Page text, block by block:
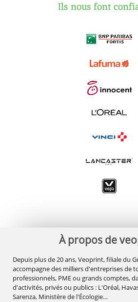
Ils nous font
À propos de
Depuis plus de 20 ans, Veoprint, filiale du
accompagne des milliers d'entreprises de
professionnels, PME ou grands comptes,
d'activités, privés ou publics : L'Oréal,
Sarenza, Ministère de l'Écologie…